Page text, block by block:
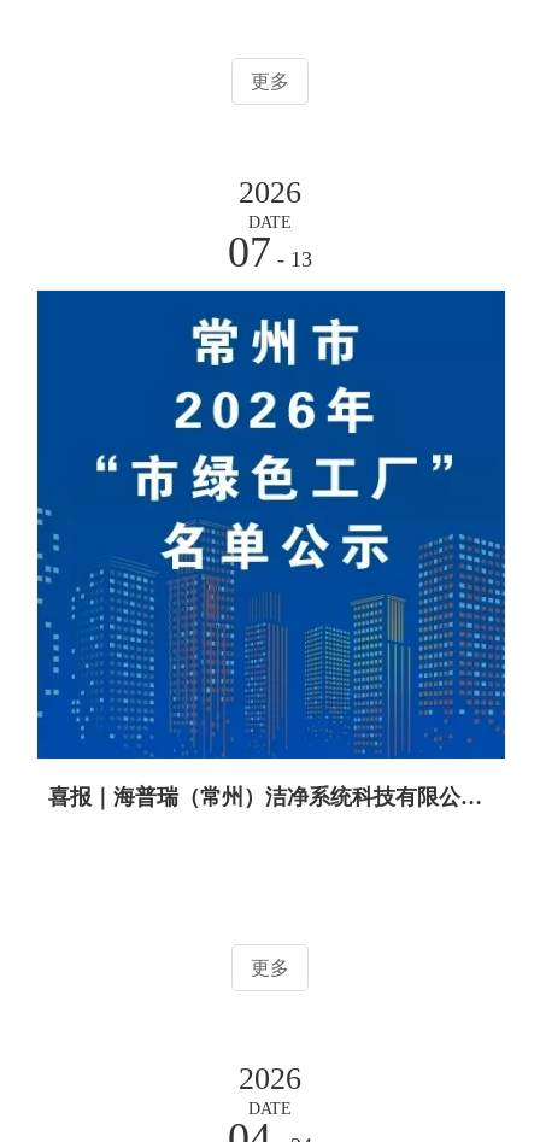
更多
2026
DATE
07 - 13
喜报｜海普瑞（常州）洁净系统科技有限公司获评 2026 年常州市绿色工厂
更多
2026
DATE